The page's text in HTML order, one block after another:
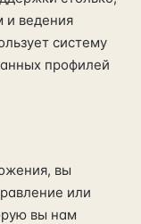
и ведения
систему
профилей
вы
или
вы нам